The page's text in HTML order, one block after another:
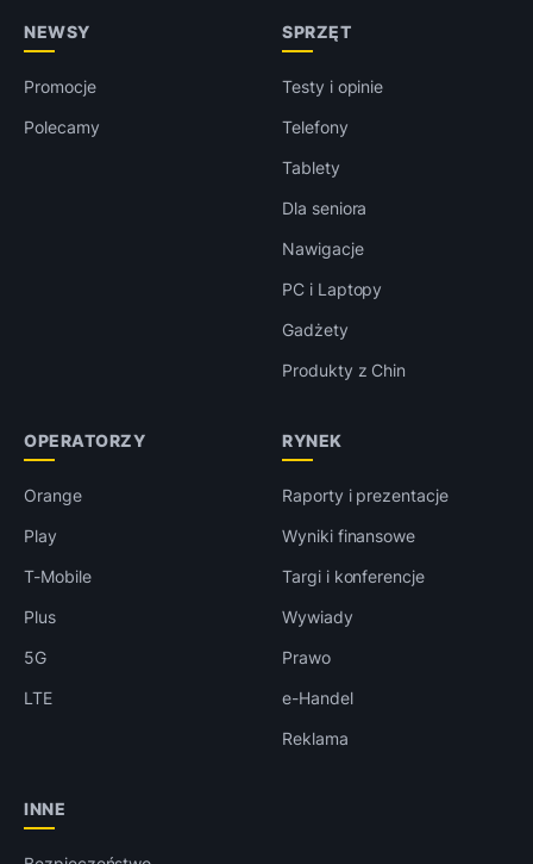
NEWSY
Promocje
Polecamy
SPRZĘT
Testy i opinie
Telefony
Tablety
Dla seniora
Nawigacje
PC i Laptopy
Gadżety
Produkty z Chin
OPERATORZY
Orange
Play
T-Mobile
Plus
5G
LTE
RYNEK
Raporty i prezentacje
Wyniki finansowe
Targi i konferencje
Wywiady
Prawo
e-Handel
Reklama
INNE